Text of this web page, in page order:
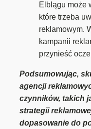
Elblągu może
które trzeba
reklamowym.
kampanii
przynieść
Podsumowując,
agencji
czynników, takich
strategii
dopasowanie do